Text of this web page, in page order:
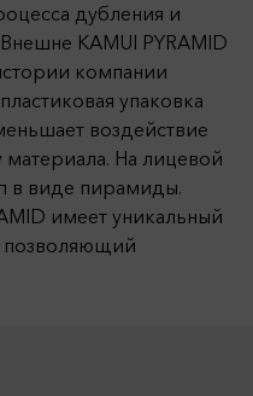
дубления и
KAMUI PYRAMID
компании
упаковка
воздействие
На лицевой
в виде пирамиды.
имеет уникальный
позволяющий